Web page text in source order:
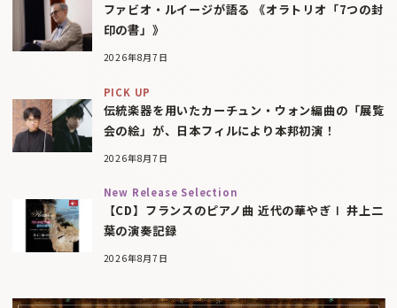
ファビオ・ルイージが語る 《オラトリオ「7つの封
印の書」》
2026年8月7日
PICK UP
伝統楽器を用いたカーチュン・ウォン編曲の「展覧
会の絵」が、日本フィルにより本邦初演！
2026年8月7日
New Release Selection
【CD】フランスのピアノ曲 近代の華やぎⅠ 井上二
葉の演奏記録
2026年8月7日